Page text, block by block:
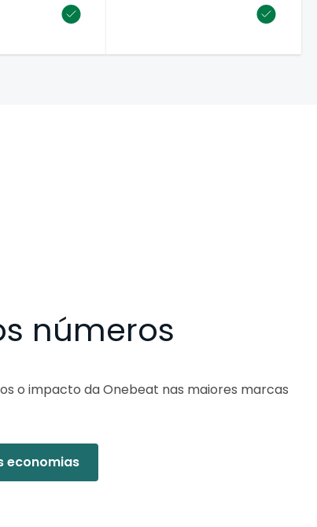
números
o impacto da Onebeat nas maiores marcas
economias